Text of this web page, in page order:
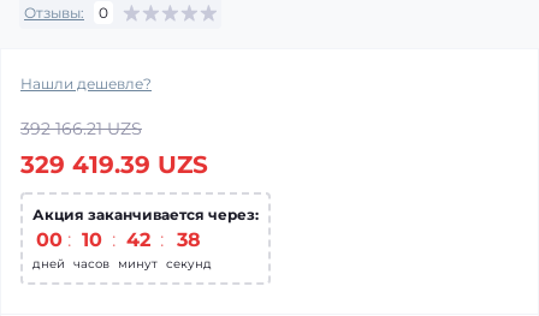
Отзывы: 0
Нашли дешевле?
392 166.21 UZS
329 419.39 UZS
Акция заканчивается через:
00
дней
: 10
часов
: 42
минут
: 37
секунд